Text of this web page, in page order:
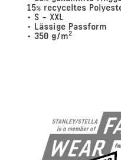
15% recyceltes
• S – XXL
• Lässige Passform
• 350 g/m2